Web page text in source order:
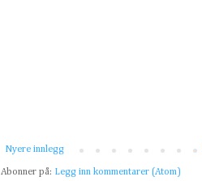
Nyere innlegg
Abonner på: Legg inn kommentarer (Atom)